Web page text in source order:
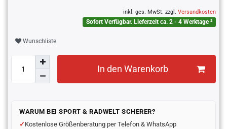
inkl. ges. MwSt. zzgl. Versandkosten
Sofort Verfügbar. Lieferzeit ca. 2 - 4 Werktage ²
Wunschliste
In den Warenkorb
WARUM BEI SPORT & RADWELT SCHERER?
Kostenlose Größenberatung per Telefon & WhatsApp